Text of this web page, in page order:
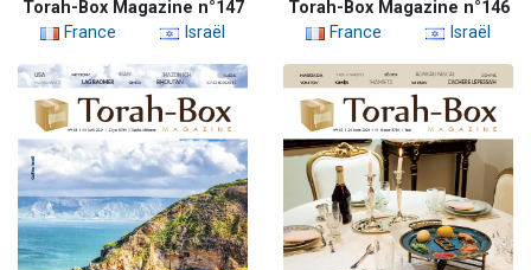
Torah-Box Magazine n°147
France
Israël
Torah-Box Magazine n°146
France
Israël